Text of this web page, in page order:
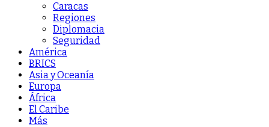
Caracas
Regiones
Diplomacia
Seguridad
América
BRICS
Asia y Oceanía
Europa
África
El Caribe
Más